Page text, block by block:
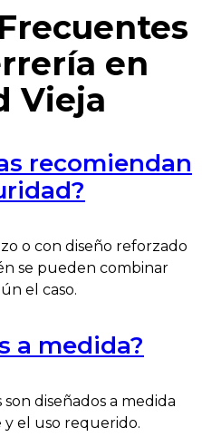
en
Vieja
recomiendan
o con diseño reforzado
se pueden combinar
el caso.
a medida?
diseñados a medida
y el uso requerido.